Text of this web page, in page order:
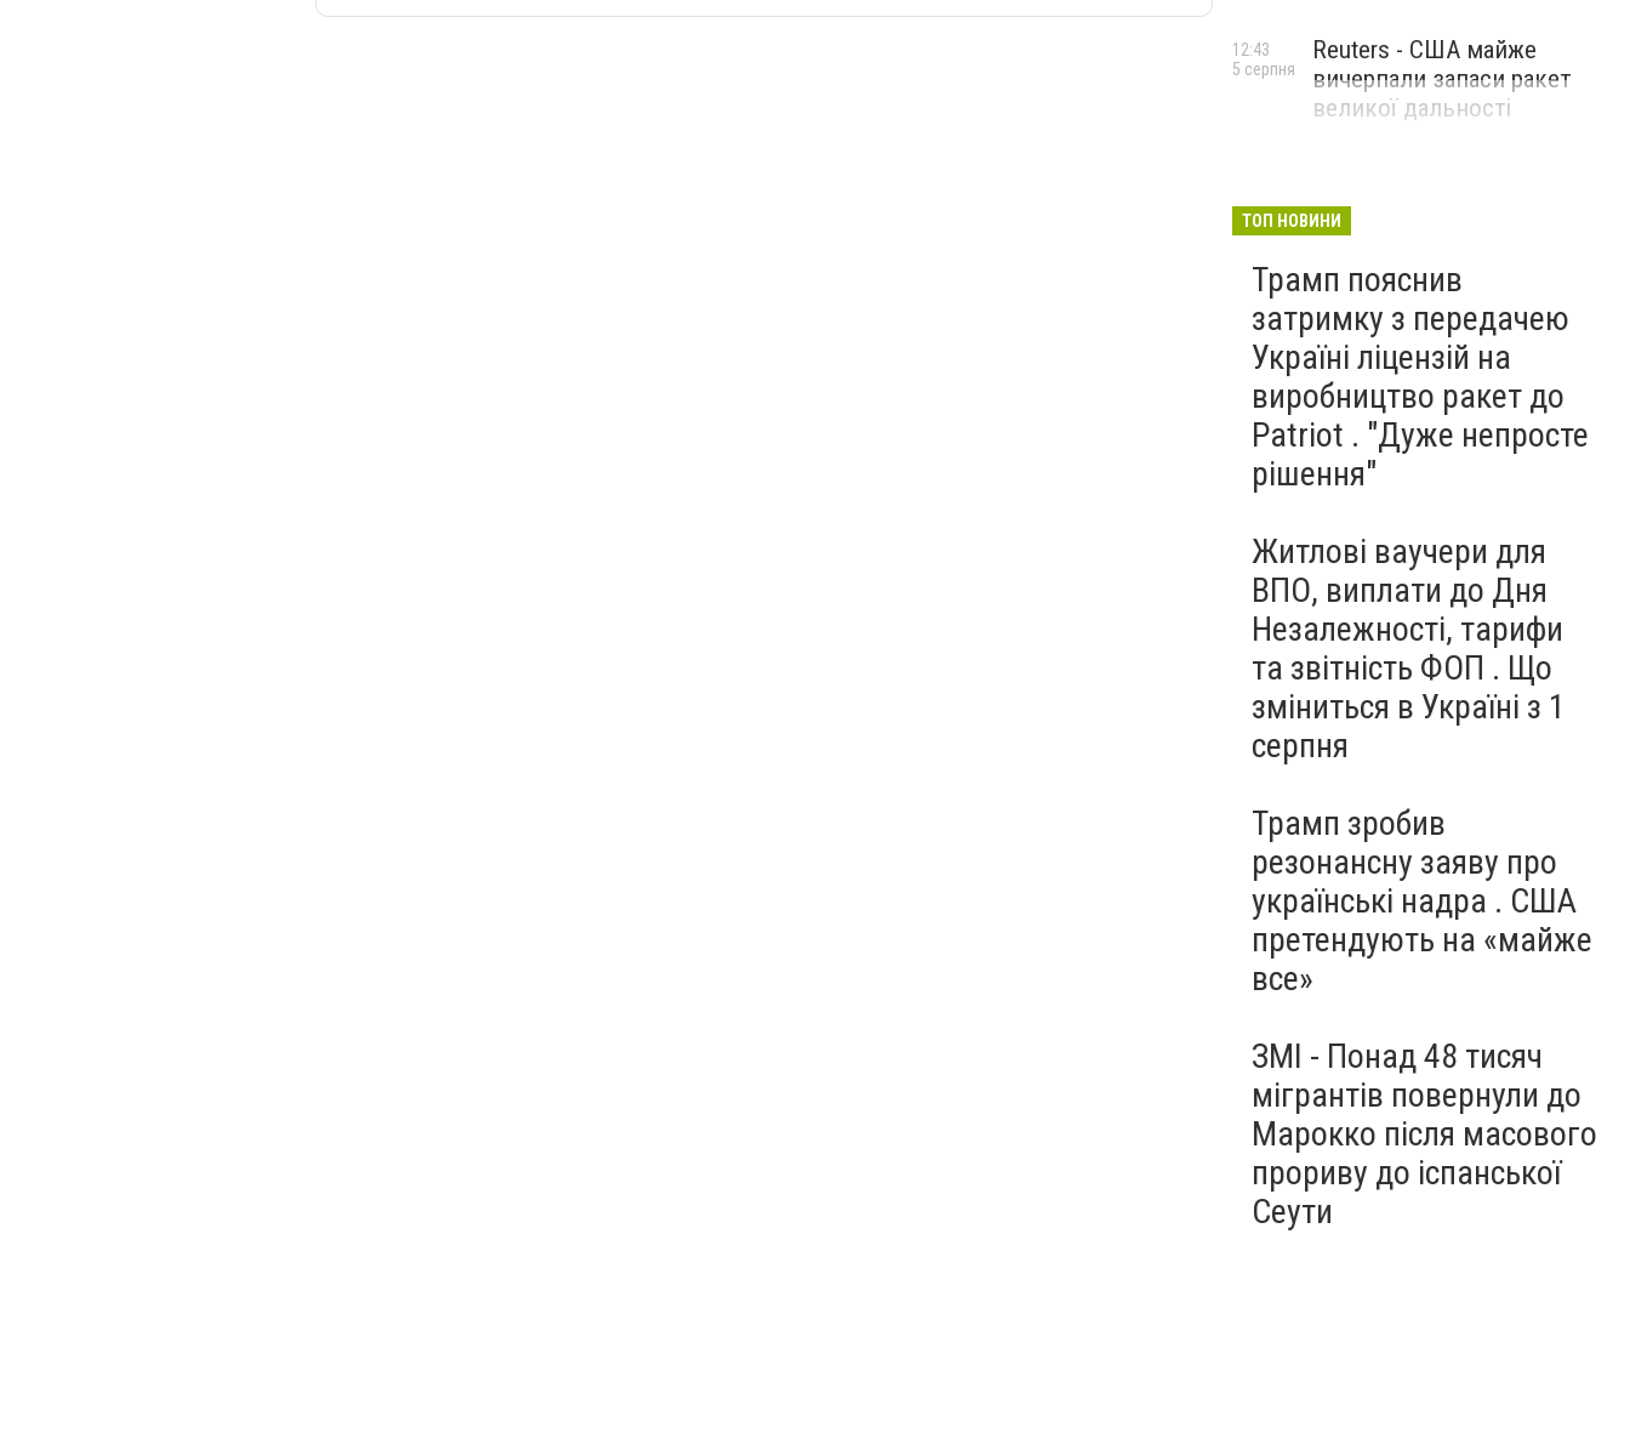
Reuters - США майже
вичерпали запаси ракет
великої дальності
12:43
5 серпня
ТОП НОВИНИ
Трамп пояснив
затримку з передачею
Україні ліцензій на
виробництво ракет до
Patriot . "Дуже непросте
рішення"
Житлові ваучери для
ВПО, виплати до Дня
Незалежності, тарифи
та звітність ФОП . Що
зміниться в Україні з 1
серпня
Трамп зробив
резонансну заяву про
українські надра . США
претендують на «майже
все»
ЗМІ - Понад 48 тисяч
мігрантів повернули до
Марокко після масового
прориву до іспанської
Сеути